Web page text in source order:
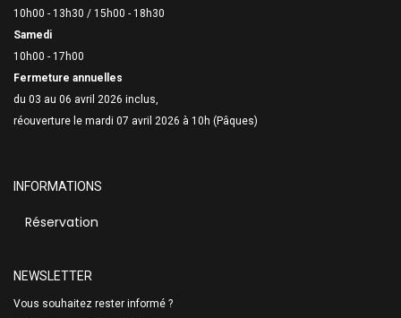
10h00 - 13h30 / 15h00 - 18h30
Samedi
10h00 - 17h00
Fermeture annuelles
du 03 au 06 avril 2026 inclus,
réouverture le mardi 07 avril 2026 à 10h (Pâques)
INFORMATIONS
Réservation
NEWSLETTER
Vous souhaitez rester informé ?